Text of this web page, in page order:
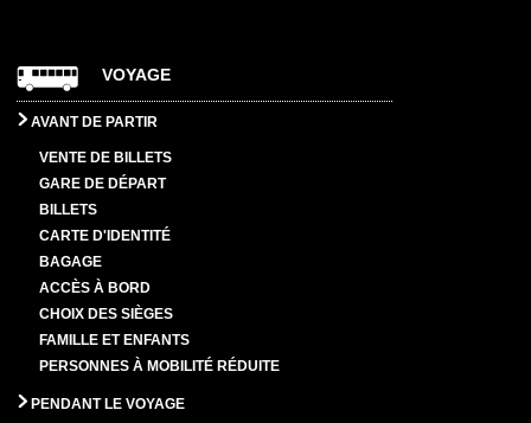
VOYAGE
AVANT DE PARTIR
VENTE DE BILLETS
GARE DE DÉPART
BILLETS
CARTE D'IDENTITÉ
BAGAGE
ACCÈS À BORD
CHOIX DES SIÈGES
FAMILLE ET ENFANTS
PERSONNES À MOBILITÉ RÉDUITE
PENDANT LE VOYAGE